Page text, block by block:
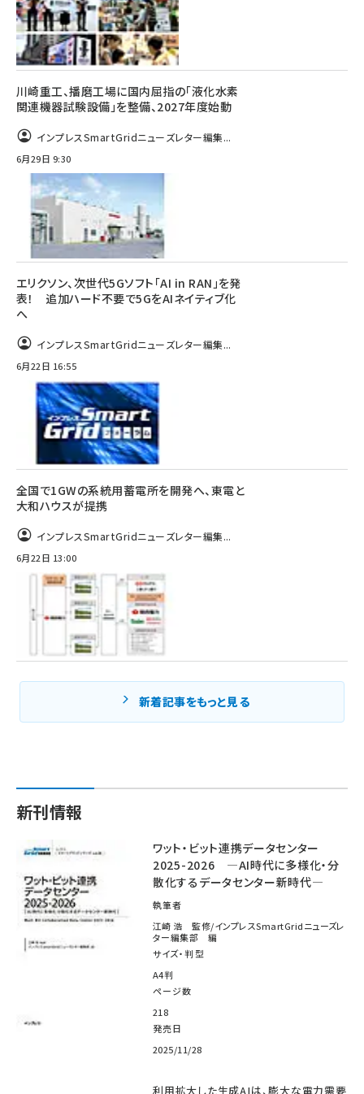
川崎重工、播磨工場に国内屈指の「液化水素
関連機器試験設備」を整備、2027年度始動
インプレスSmartGridニューズレター編集...
6月29日 9:30
エリクソン、次世代5Gソフト「AI in RAN」を発
表！ 追加ハード不要で5GをAIネイティブ化
へ
インプレスSmartGridニューズレター編集...
6月22日 16:55
全国で1GWの系統用蓄電所を開発へ、東電と
大和ハウスが提携
インプレスSmartGridニューズレター編集...
6月22日 13:00
新着記事をもっと見る
新刊情報
ワット・ビット連携データセンター
2025-2026 ―AI時代に多様化・分
散化するデータセンター新時代―
執筆者
江崎 浩 監修/インプレスSmartGridニューズレ
ター編集部 編
サイズ・判型
A4判
ページ数
218
発売日
2025/11/28
利用拡大した生成AIは、膨大な電力需要